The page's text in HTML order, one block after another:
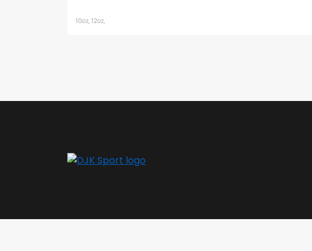
10oz, 12oz,